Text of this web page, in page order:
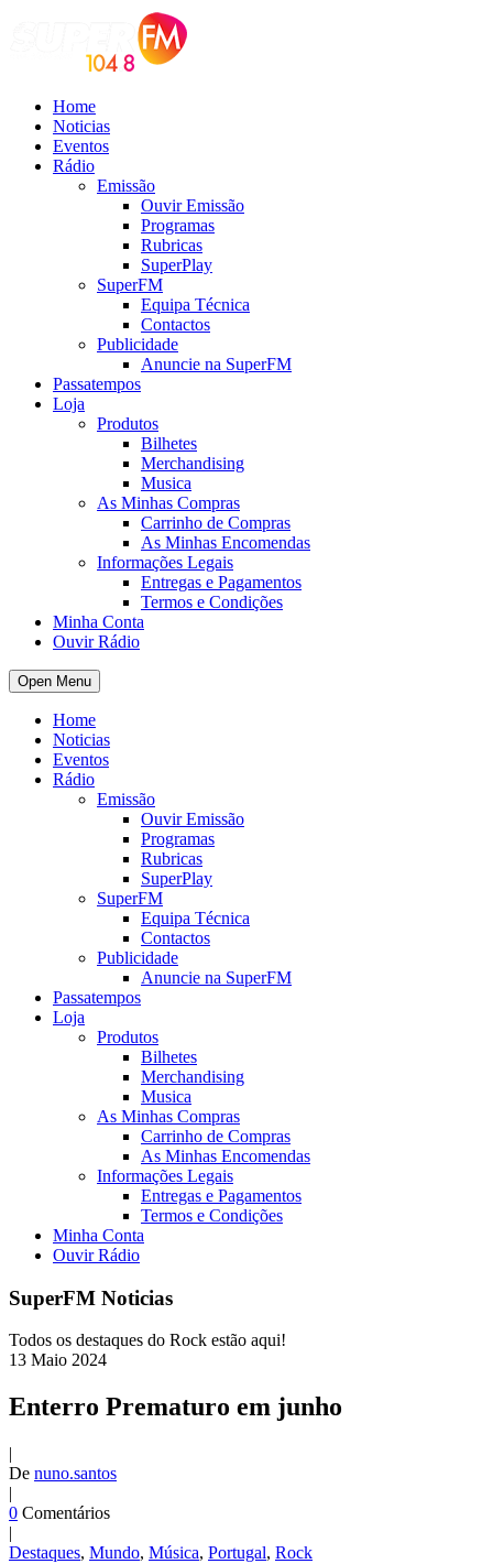
Home
Noticias
Eventos
Rádio
Emissão
Ouvir Emissão
Programas
Rubricas
SuperPlay
SuperFM
Equipa Técnica
Contactos
Publicidade
Anuncie na SuperFM
Passatempos
Loja
Produtos
Bilhetes
Merchandising
Musica
As Minhas Compras
Carrinho de Compras
As Minhas Encomendas
Informações Legais
Entregas e Pagamentos
Termos e Condições
Minha Conta
Ouvir Rádio
Open Menu
Home
Noticias
Eventos
Rádio
Emissão
Ouvir Emissão
Programas
Rubricas
SuperPlay
SuperFM
Equipa Técnica
Contactos
Publicidade
Anuncie na SuperFM
Passatempos
Loja
Produtos
Bilhetes
Merchandising
Musica
As Minhas Compras
Carrinho de Compras
As Minhas Encomendas
Informações Legais
Entregas e Pagamentos
Termos e Condições
Minha Conta
Ouvir Rádio
SuperFM Noticias
Todos os destaques do Rock estão aqui!
13 Maio 2024
Enterro Prematuro em junho
|
De nuno.santos
|
0 Comentários
|
Destaques, Mundo, Música, Portugal, Rock